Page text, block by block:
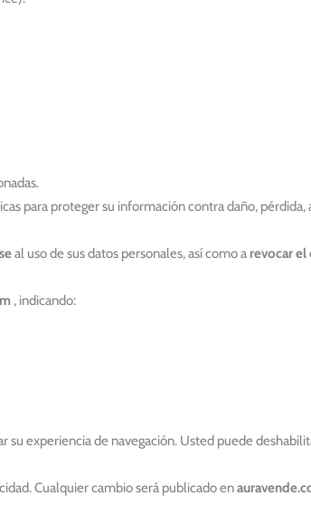
para proteger su información contra daño,
al uso de sus datos personales, así como a revocar
, indicando:
experiencia de navegación. Usted puede
Cualquier cambio será publicado en